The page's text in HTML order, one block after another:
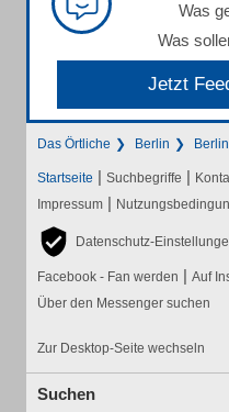
Was
Was
Jetzt
Das Örtliche Berlin Berlin
Startseite | Suchbegriffe |
Impressum |
Datenschutz-
Facebook - Fan werden | Auf
Über den Messenger suchen
Zur Desktop-Seite wechseln
Suchen